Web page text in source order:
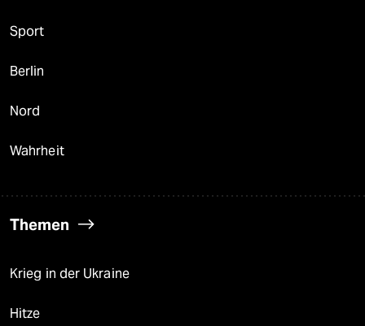
Sport
Berlin
Nord
Wahrheit
Themen
Krieg in der Ukraine
Hitze